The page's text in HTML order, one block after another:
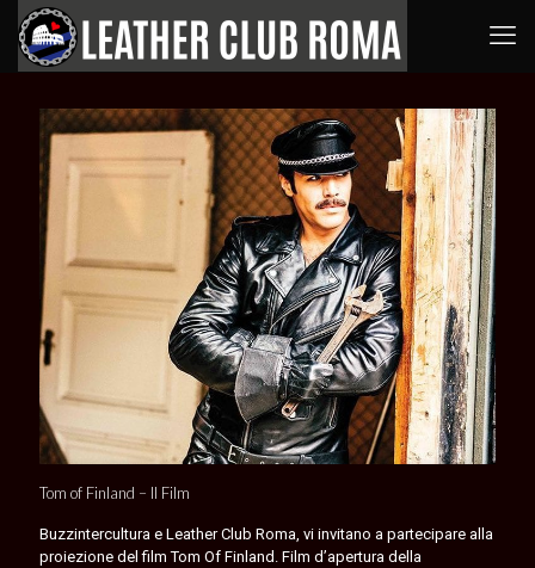
Tom of Finland – Il Film
Buzzintercultura e Leather Club Roma, vi invitano a partecipare alla
proiezione del film Tom Of Finland. Film d’apertura della